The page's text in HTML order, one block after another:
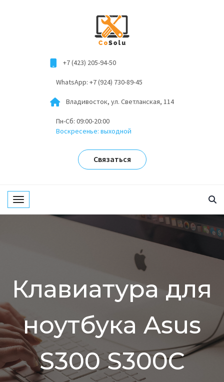
+7 (423) 205-94-50
WhatsApp: +7 (924) 730-89-45
Владивосток, ул. Светланская, 114
Пн-Сб: 09:00-20:00
Воскресенье: выходной
Связаться
Toggle navigation
Клавиатура для
ноутбука Asus
S300 S300C